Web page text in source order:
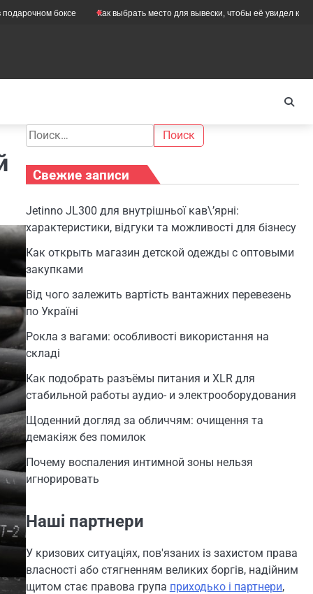
боксе Как выбрать место для вывески, чтобы её увидел каждый
Найти:
Свежие записи
Jetinno JL300 для внутрішньої кав\’ярні:
характеристики, відгуки та можливості для бізнесу
Как открыть магазин детской одежды с оптовыми
закупками
Від чого залежить вартість вантажних перевезень
по Україні
Рокла з вагами: особливості використання на
складі
Как подобрать разъёмы питания и XLR для
стабильной работы аудио- и электрооборудования
Щоденний догляд за обличчям: очищення та
демакіяж без помилок
Почему воспаления интимной зоны нельзя
игнорировать
Наші партнери
У кризових ситуаціях, пов'язаних із захистом права
власності або стягненням великих боргів, надійним
щитом стає правова група приходько і партнери,